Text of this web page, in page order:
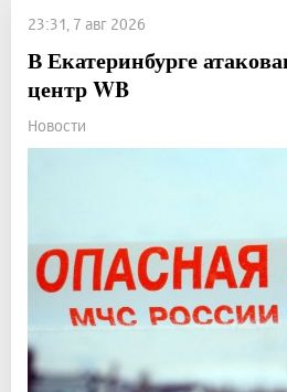
23:31, 7 авг 2026
В Екатеринбурге
центр WB
Новости